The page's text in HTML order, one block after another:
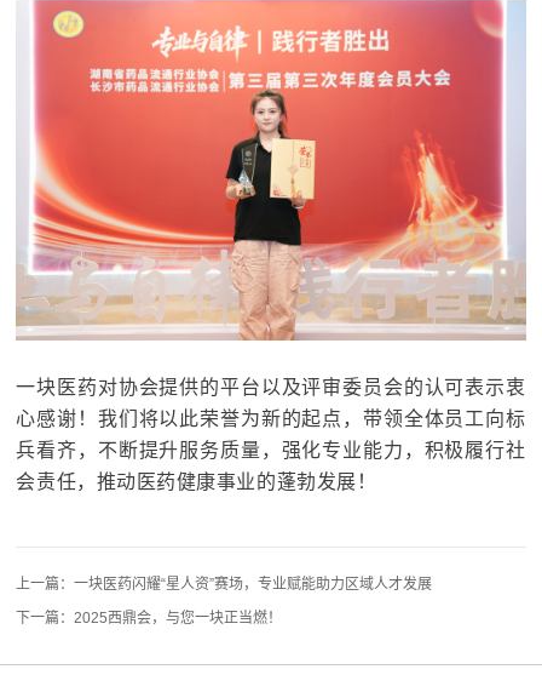
一块医药对协会提供的平台以及评审委员会的认可表示衷
心感谢！ 我们将以此荣誉为新的起点，带领全体员工向标
兵看齐，不断提升服务质量，强化专业能力，积极履行社
会责任，推动医药健康事业的蓬勃发展！
上一篇：一块医药闪耀“星人资”赛场，专业赋能助力区域人才发展
下一篇：2025西鼎会，与您一块正当燃！